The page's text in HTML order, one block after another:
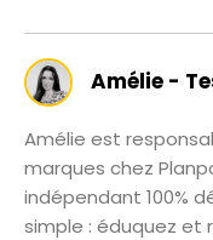
Amélie -
Amélie est
marques chez
indépendant 100%
simple : éduquez et